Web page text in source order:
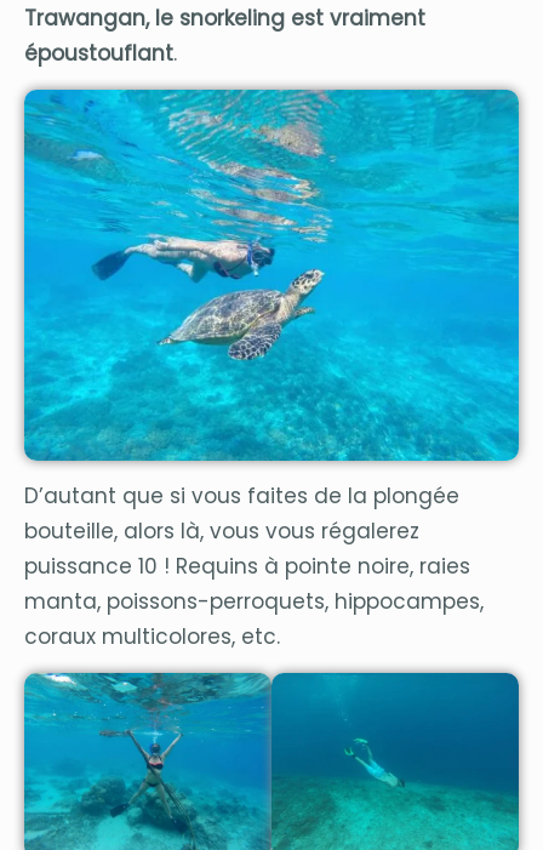
Trawangan, le snorkeling est vraiment
époustouflant.
D’autant que si vous faites de la plongée
bouteille, alors là, vous vous régalerez
puissance 10 ! Requins à pointe noire, raies
manta, poissons-perroquets, hippocampes,
coraux multicolores, etc.